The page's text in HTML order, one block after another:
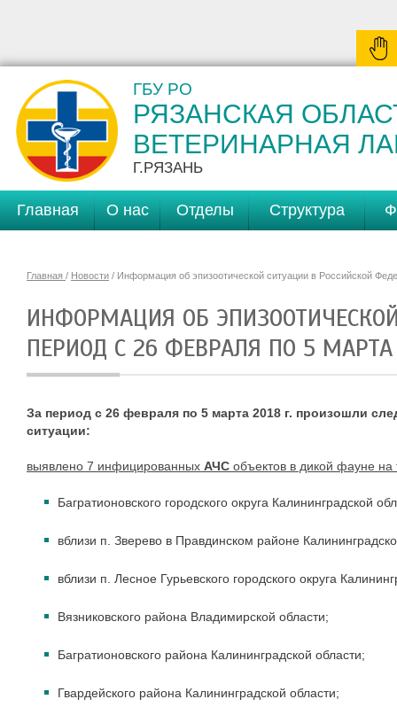
ГБУ РО
РЯЗАНСКАЯ
ВЕТЕРИНАРНАЯ
Г.РЯЗАНЬ
Главная О нас Отделы Структура
Главная / Новости / Информация об эпизоотической ситуации в Российской
ИНФОРМАЦИЯ ОБ
ПЕРИОД С 26 ФЕВРАЛЯ ПО 5 МАРТА
За период с 26 февраля по 5 марта 2018 г. произошли
ситуации:
выявлено 7 инфицированных АЧС объектов в дикой фауне на
Багратионовского городского округа Калининградской
вблизи п. Зверево в Правдинском районе
вблизи п. Лесное Гурьевского городского округа
Вязниковского района Владимирской области;
Багратионовского района Калининградской области;
Гвардейского района Калининградской области;